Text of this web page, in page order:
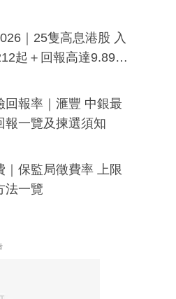
定特調系列
｜25隻高息港股 入
起＋回報高達9.89
回報率｜滙豐 中銀最
報一覽及揀選須知
｜保監局徵費率 上限
法一覽